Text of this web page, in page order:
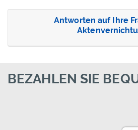
Antworten auf Ihre
BEZAHLEN SIE